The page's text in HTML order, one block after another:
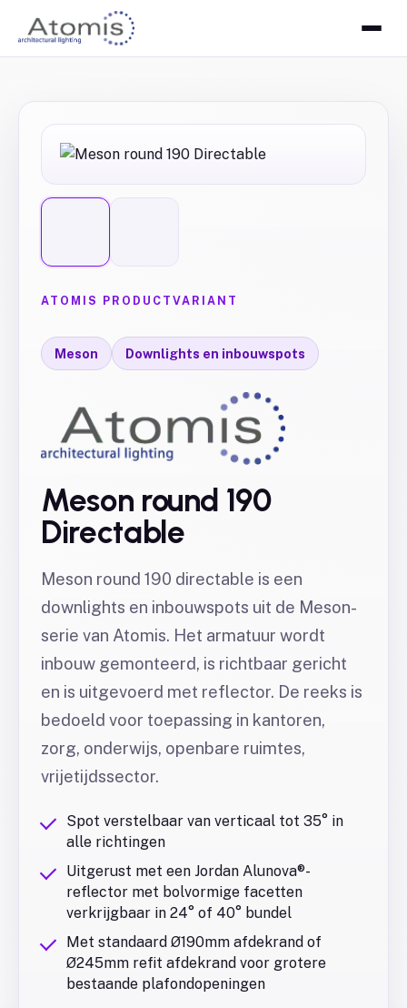
ATOMIS PRODUCTVARIANT
Meson Downlights en inbouwspots
Meson round 190
Directable
Meson round 190 directable is een
downlights en inbouwspots uit de Meson-
serie van Atomis. Het armatuur wordt
inbouw gemonteerd, is richtbaar gericht
en is uitgevoerd met reflector. De reeks is
bedoeld voor toepassing in kantoren,
zorg, onderwijs, openbare ruimtes,
vrijetijdssector.
Spot verstelbaar van verticaal tot 35° in
alle richtingen
Uitgerust met een Jordan Alunova®-
reflector met bolvormige facetten
verkrijgbaar in 24° of 40° bundel
Met standaard Ø190mm afdekrand of
Ø245mm refit afdekrand voor grotere
bestaande plafondopeningen